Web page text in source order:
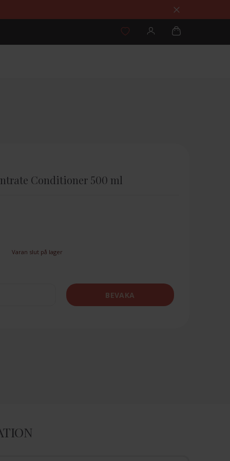
Conditioner 500 ml
Varan slut på lager
BEVAKA